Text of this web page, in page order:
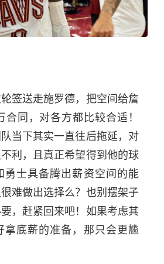
签送走施罗德，把空间给詹
合同，对各方都比较合适！
当下其实一直往后拖延，对
利，且真正希望得到他的球
勇士具备腾出薪资空间的能
难做出选择么？也别摆架子
要，赶紧回来吧！如果考虑其
拿底薪的准备，那只会更尴